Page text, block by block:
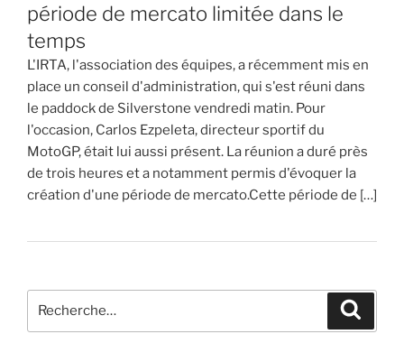
période de mercato limitée dans le
temps
L'IRTA, l'association des équipes, a récemment mis en
place un conseil d'administration, qui s'est réuni dans
le paddock de Silverstone vendredi matin. Pour
l'occasion, Carlos Ezpeleta, directeur sportif du
MotoGP, était lui aussi présent. La réunion a duré près
de trois heures et a notamment permis d'évoquer la
création d'une période de mercato.Cette période de […]
pour